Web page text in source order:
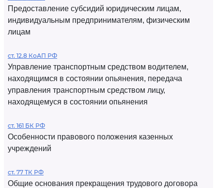
Предоставление субсидий юридическим лицам,
индивидуальным предпринимателям, физическим
лицам
ст. 12.8 КоАП РФ
Управление транспортным средством водителем,
находящимся в состоянии опьянения, передача
управления транспортным средством лицу,
находящемуся в состоянии опьянения
ст. 161 БК РФ
Особенности правового положения казенных
учреждений
ст. 77 ТК РФ
Общие основания прекращения трудового договора